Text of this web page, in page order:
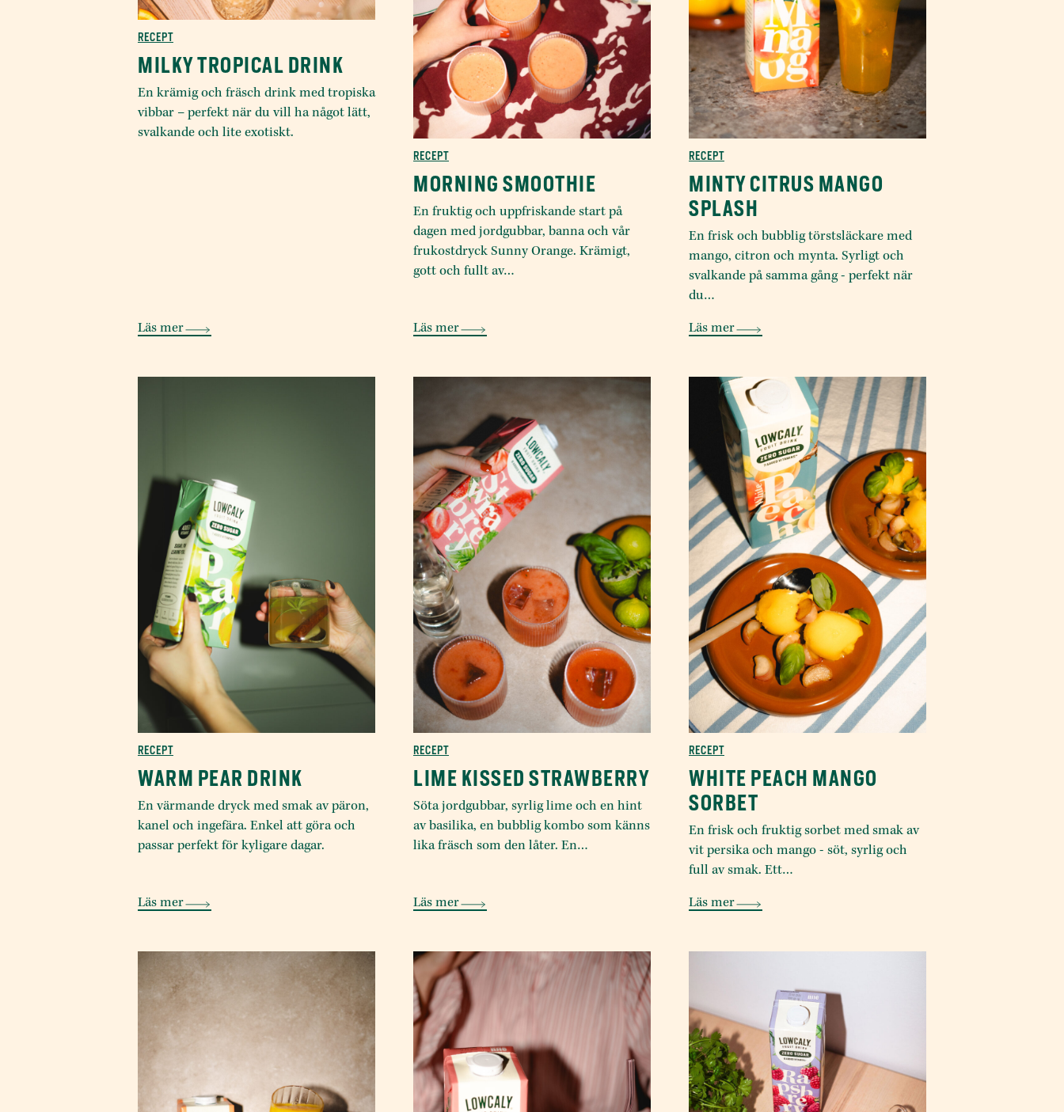
RECEPT
MILKY TROPICAL DRINK
En krämig och fräsch drink med tropiska
vibbar – perfekt när du vill ha något lätt,
svalkande och lite exotiskt.
Läs mer
RECEPT
MORNING SMOOTHIE
En fruktig och uppfriskande start på
dagen med jordgubbar, banna och vår
frukostdryck Sunny Orange. Krämigt,
gott och fullt av…
Läs mer
RECEPT
MINTY CITRUS MANGO
SPLASH
En frisk och bubblig törstsläckare med
mango, citron och mynta. Syrligt och
svalkande på samma gång - perfekt när
du…
Läs mer
RECEPT
WARM PEAR DRINK
En värmande dryck med smak av päron,
kanel och ingefära. Enkel att göra och
passar perfekt för kyligare dagar.
Läs mer
RECEPT
LIME KISSED STRAWBERRY
Söta jordgubbar, syrlig lime och en hint
av basilika, en bubblig kombo som känns
lika fräsch som den låter. En…
Läs mer
RECEPT
WHITE PEACH MANGO
SORBET
En frisk och fruktig sorbet med smak av
vit persika och mango - söt, syrlig och
full av smak. Ett…
Läs mer